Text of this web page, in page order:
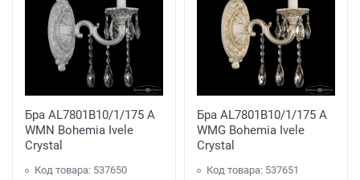
Бра AL7801B10/1/175 A
WMN Bohemia Ivele
Crystal
Код товара: 537650
Бра AL7801B10/1/175 A
WMG Bohemia Ivele
Crystal
Код товара: 537651